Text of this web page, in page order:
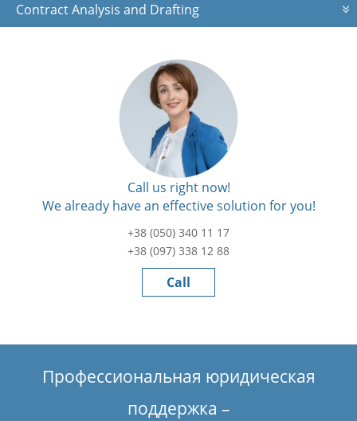
Contract Analysis and Drafting
Call us right now!
We already have an effective solution for you!
+38 (050) 340 11 17
+38 (097) 338 12 88
Call
Профессиональная юридическая
поддержка –